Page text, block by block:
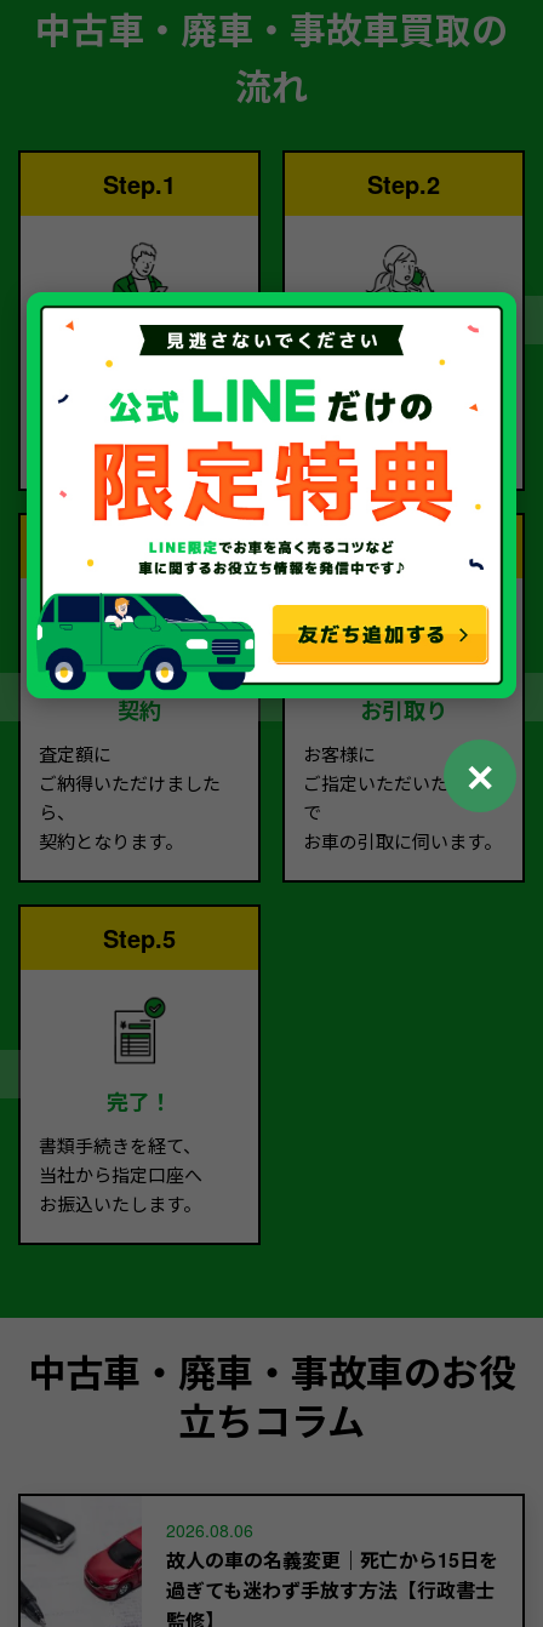
中古車・廃車・事故車買取の
流れ
Step.1
ご依頼
お電話または査定フォー
ご依頼ください。
Step.2
査定
査定のプロが
お電話で回答いたしま
す。
Step.3
契約
査定額に
ご納得いただけました
ら、
契約となります。
Step.4
お引取り
お客様に
ご指定いただいた場所ま
で
お車の引取に伺います。
Step.5
完了！
書類手続きを経て、
当社から指定口座へ
お振込いたします。
中古車・廃車・事故車のお役
立ちコラム
2026.08.06
故人の車の名義変更｜死亡から15日を
過ぎても迷わず手放す方法【行政書士
監修】
✕